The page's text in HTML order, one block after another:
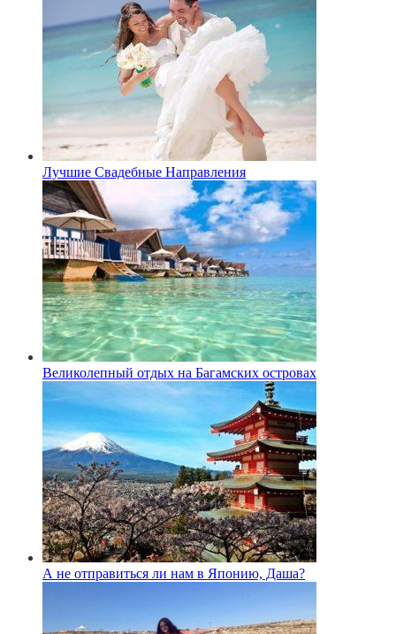
Лучшие Свадебные Направления
Великолепный отдых на Багамских островах
А не отправиться ли нам в Японию, Даша?